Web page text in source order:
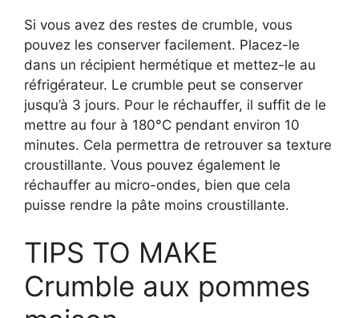
Si vous avez des restes de crumble, vous
pouvez les conserver facilement. Placez-le
dans un récipient hermétique et mettez-le au
réfrigérateur. Le crumble peut se conserver
jusqu’à 3 jours. Pour le réchauffer, il suffit de le
mettre au four à 180°C pendant environ 10
minutes. Cela permettra de retrouver sa texture
croustillante. Vous pouvez également le
réchauffer au micro-ondes, bien que cela
puisse rendre la pâte moins croustillante.
TIPS TO MAKE
Crumble aux pommes